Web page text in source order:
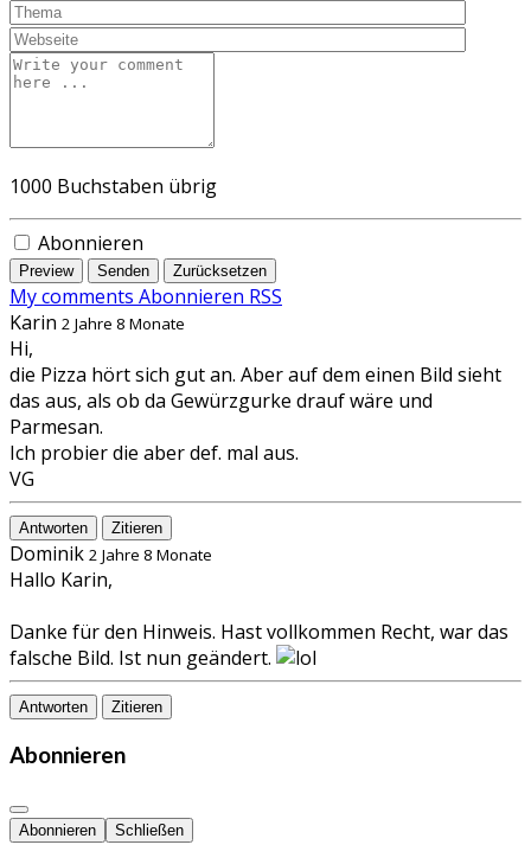
1000 Buchstaben übrig
Abonnieren
Preview Senden Zurücksetzen
My comments Abonnieren RSS
Karin 2 Jahre 8 Monate
Hi,
die Pizza hört sich gut an. Aber auf dem einen Bild sieht
das aus, als ob da Gewürzgurke drauf wäre und
Parmesan.
Ich probier die aber def. mal aus.
VG
Antworten Zitieren
Dominik 2 Jahre 8 Monate
Hallo Karin,
Danke für den Hinweis. Hast vollkommen Recht, war das
falsche Bild. Ist nun geändert.
Antworten Zitieren
Abonnieren
Abonnieren Schließen